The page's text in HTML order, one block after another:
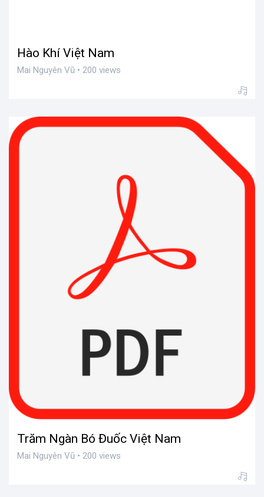
Hào Khí Việt Nam
Mai Nguyên Vũ • 200 views
Trăm Ngàn Bó Đuốc Việt Nam
Mai Nguyên Vũ • 200 views